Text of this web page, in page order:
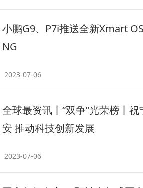
小鹏G9、P7i推送全新Xmart
NG
2023-07-06
全球最资讯丨“双争”光荣榜丨
安 推动科技创新发展
2023-07-06